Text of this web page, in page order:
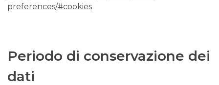
preferences/#cookies
Periodo di conservazione dei
dati